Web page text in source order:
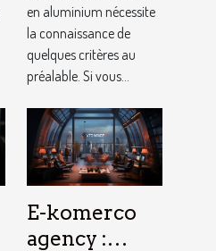
aluminium ?
en aluminium nécessite
la connaissance de
quelques critères au
préalable. Si vous...
E-komerco
agency :